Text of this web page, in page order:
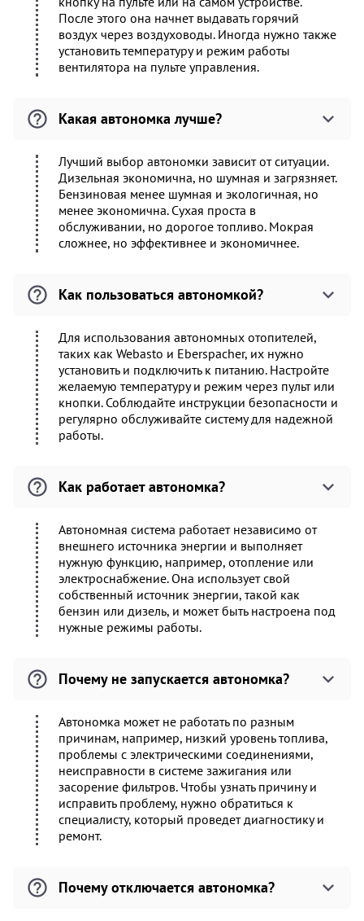
После этого она начнет выдавать горячий
воздух через воздуховоды. Иногда нужно также
установить температуру и режим работы
вентилятора на пульте управления.
Какая автономка лучше?
Лучший выбор автономки зависит от ситуации.
Дизельная экономична, но шумная и загрязняет.
Бензиновая менее шумная и экологичная, но
менее экономична. Сухая проста в
обслуживании, но дорогое топливо. Мокрая
сложнее, но эффективнее и экономичнее.
Как пользоваться автономкой?
Для использования автономных отопителей,
таких как Webasto и Eberspacher, их нужно
установить и подключить к питанию. Настройте
желаемую температуру и режим через пульт или
кнопки. Соблюдайте инструкции безопасности и
регулярно обслуживайте систему для надежной
работы.
Как работает автономка?
Автономная система работает независимо от
внешнего источника энергии и выполняет
нужную функцию, например, отопление или
электроснабжение. Она использует свой
собственный источник энергии, такой как
бензин или дизель, и может быть настроена под
нужные режимы работы.
Почему не запускается автономка?
Автономка может не работать по разным
причинам, например, низкий уровень топлива,
проблемы с электрическими соединениями,
неисправности в системе зажигания или
засорение фильтров. Чтобы узнать причину и
исправить проблему, нужно обратиться к
специалисту, который проведет диагностику и
ремонт.
Почему отключается автономка?